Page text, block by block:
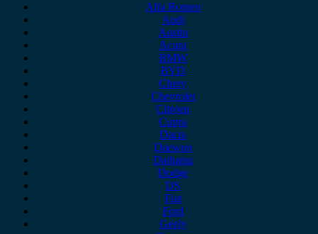
Alfa Romeo
Audi
Austin
Acura
BMW
BYD
Chery
Chevrolet
Citroen
Cupra
Dacia
Daewoo
Daihatsu
Dodge
DS
Fiat
Ford
Geely